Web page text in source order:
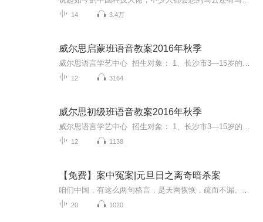
14 3.4万
威尔思启蒙班语音教案2016年秋季
12 3164
威尔思初级班语音教案2016年秋季
12 1138
【免费】案中冤案|元旦日之离奇暗杀案
20 1020